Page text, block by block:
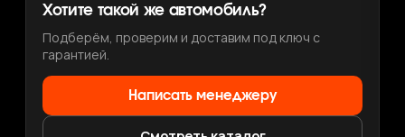
Хотите такой же автомобиль?
Подберём, проверим и доставим под ключ с
гарантией.
Написать менеджеру